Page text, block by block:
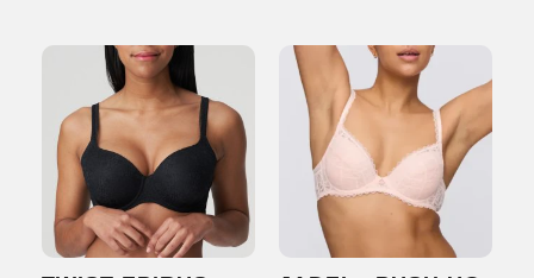
meerdere
variaties.
Deze
optie
kan
gekozen
worden
variaties.
Deze
kan
gekozen
worden
op